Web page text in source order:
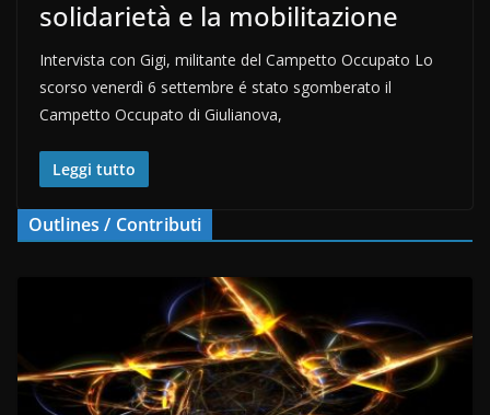
solidarietà e la mobilitazione
Intervista con Gigi, militante del Campetto Occupato Lo
scorso venerdì 6 settembre é stato sgomberato il
Campetto Occupato di Giulianova,
Leggi tutto
Outlines / Contributi